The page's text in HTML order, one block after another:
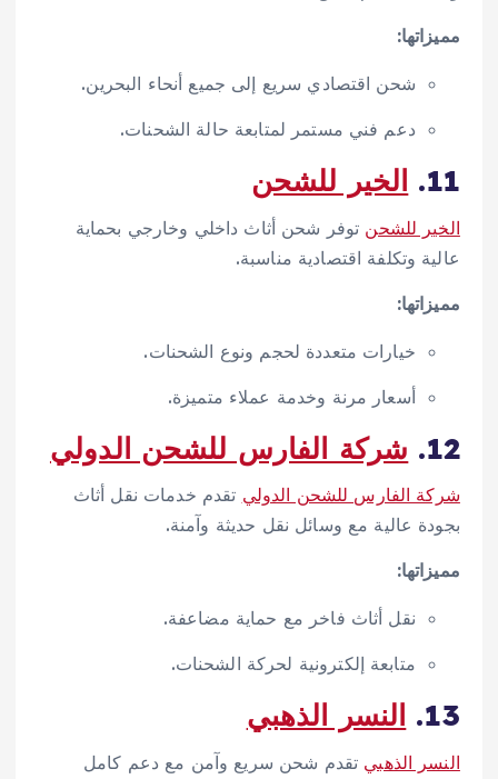
مميزاتها:
شحن اقتصادي سريع إلى جميع أنحاء البحرين.
دعم فني مستمر لمتابعة حالة الشحنات.
11. الخير للشحن
الخير للشحن توفر شحن أثاث داخلي وخارجي بحماية
عالية وتكلفة اقتصادية مناسبة.
مميزاتها:
خيارات متعددة لحجم ونوع الشحنات.
أسعار مرنة وخدمة عملاء متميزة.
12. شركة الفارس للشحن الدولي
شركة الفارس للشحن الدولي تقدم خدمات نقل أثاث
بجودة عالية مع وسائل نقل حديثة وآمنة.
مميزاتها:
نقل أثاث فاخر مع حماية مضاعفة.
متابعة إلكترونية لحركة الشحنات.
13. النسر الذهبي
النسر الذهبي تقدم شحن سريع وآمن مع دعم كامل